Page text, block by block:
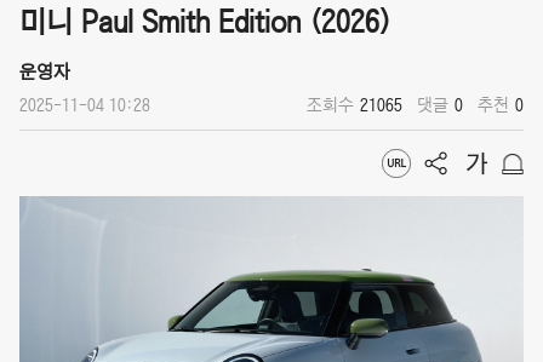
미니 Paul Smith Edition (2026)
운영자
2025-11-04 10:28 조회수 21065 댓글 0 추천 0